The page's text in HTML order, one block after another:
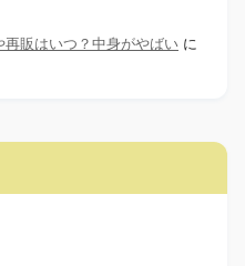
販はいつ？中身がやばい に